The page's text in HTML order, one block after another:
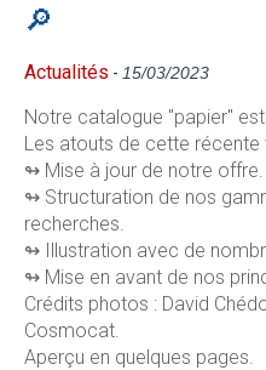
🔎
Actualités - 15/03/2023
Notre catalogue "papier"
Les atouts de cette récente
↬ Mise à jour de notre offre.
↬ Structuration de nos
recherches.
↬ Illustration avec de
↬ Mise en avant de nos
Crédits photos : David
Cosmocat.
Aperçu en quelques pages.